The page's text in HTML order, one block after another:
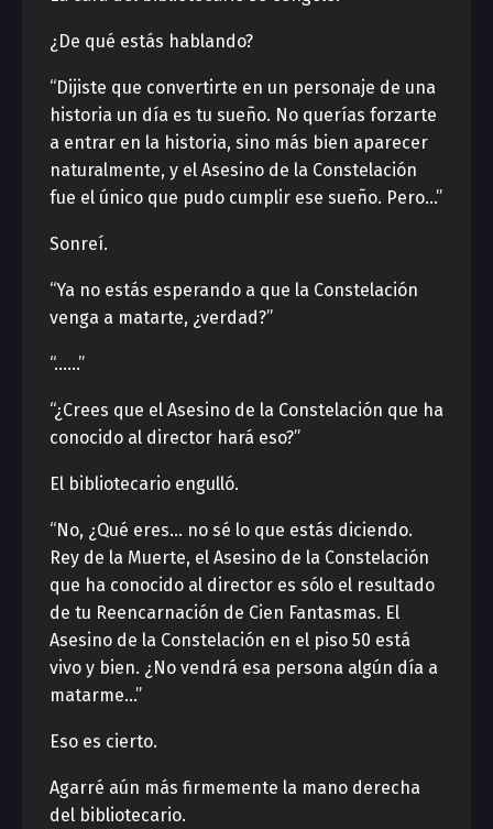
¿De qué estás hablando?
“Dijiste que convertirte en un personaje de una
historia un día es tu sueño. No querías forzarte
a entrar en la historia, sino más bien aparecer
naturalmente, y el Asesino de la Constelación
fue el único que pudo cumplir ese sueño. Pero…”
Sonreí.
“Ya no estás esperando a que la Constelación
venga a matarte, ¿verdad?”
“……”
“¿Crees que el Asesino de la Constelación que ha
conocido al director hará eso?”
El bibliotecario engulló.
“No, ¿Qué eres… no sé lo que estás diciendo.
Rey de la Muerte, el Asesino de la Constelación
que ha conocido al director es sólo el resultado
de tu Reencarnación de Cien Fantasmas. El
Asesino de la Constelación en el piso 50 está
vivo y bien. ¿No vendrá esa persona algún día a
matarme…”
Eso es cierto.
Agarré aún más firmemente la mano derecha
del bibliotecario.